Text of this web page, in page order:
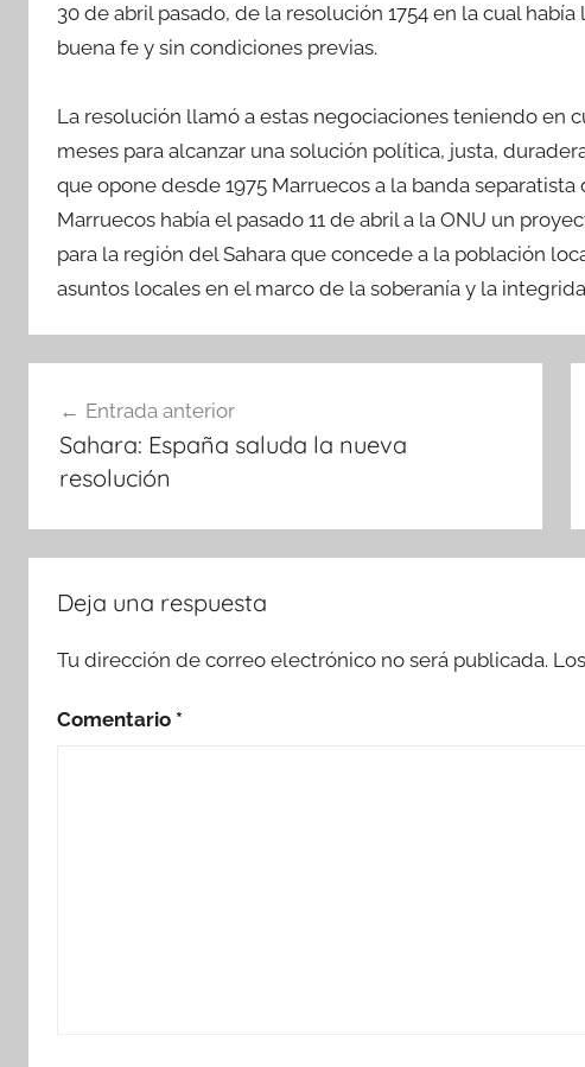
30 de abril pasado, de la resolución 1754 en la cual
buena fe y sin condiciones previas.
La resolución llamó a estas negociaciones teniendo en
meses para alcanzar una solución política, justa,
que opone desde 1975 Marruecos a la banda
Marruecos había el pasado 11 de abril a la ONU un
para la región del Sahara que concede a la población
asuntos locales en el marco de la soberanía y la
de
entradas
Entrada anterior
Sahara: España saluda la nueva
resolución
Deja una respuesta
Tu dirección de correo electrónico no será publicada.
Comentario *